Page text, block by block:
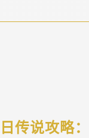
传说攻略：